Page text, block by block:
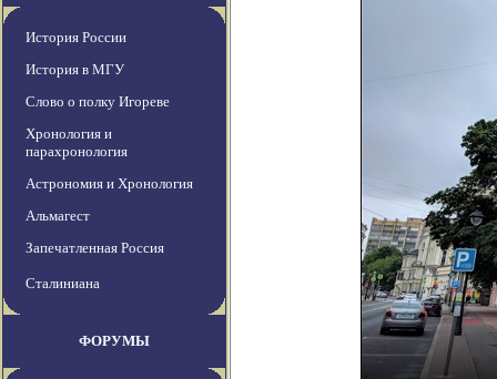
История России
История в МГУ
Слово о полку Игореве
Хронология и
парахронология
Астрономия и Хронология
Альмагест
Запечатленная Россия
Сталиниана
ФОРУМЫ